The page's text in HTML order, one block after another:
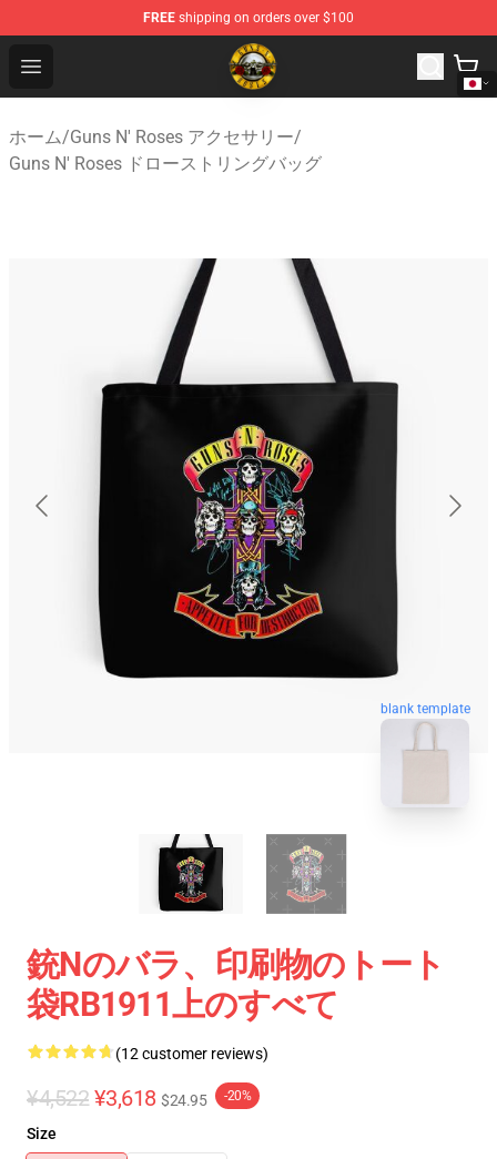
FREE shipping on orders over $100
Open menu
Guns N' Roses Store - Official Guns N' Roses
ホーム/Guns N' Roses アクセサリー/
Guns N' Roses ドローストリングバッグ
blank template
銃Nのバラ、印刷物のトート
袋RB1911上のすべて
(12 customer reviews)
¥4,522 ¥3,618 $24.95 -20%
Size